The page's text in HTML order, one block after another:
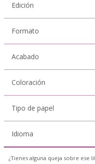
Edición
Formato
Acabado
Coloración
Tipo de papel
Idioma
¿Tienes alguna queja sobre ese